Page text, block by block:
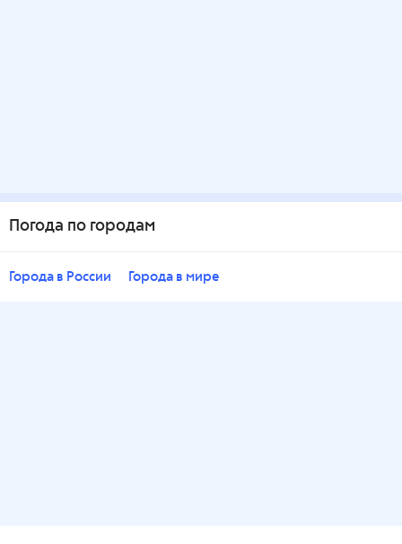
Погода по городам
Города в России Города в мире